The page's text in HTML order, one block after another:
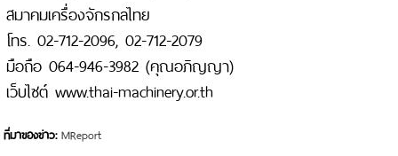
สมาคมเครื่องจักรกลไทย
โทร. 02-712-2096, 02-712-2079
มือถือ 064-946-3982 (คุณอภิญญา)
เว็บไซต์ www.thai-machinery.or.th
ที่มาของข่าว: MReport